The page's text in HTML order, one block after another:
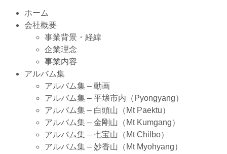
ホーム
会社概要
事業背景・経緯
企業理念
事業内容
アルバム集
アルバム集 – 動画
アルバム集 – 平壌市内（Pyongyang）
アルバム集 – 白頭山（Mt Paektu）
アルバム集 – 金剛山（Mt Kumgang）
アルバム集 – 七宝山（Mt Chilbo）
アルバム集 – 妙香山（Mt Myohyang）